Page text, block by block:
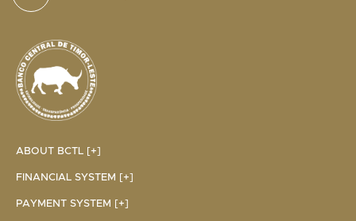
ABOUT BCTL [+]
FINANCIAL SYSTEM [+]
PAYMENT SYSTEM [+]